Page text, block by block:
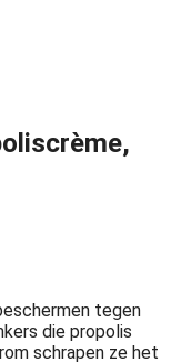
tegen
die propolis
schrapen ze het